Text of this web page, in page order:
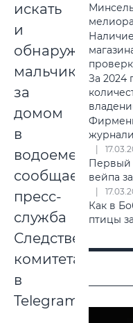
искать
и
обнаружил
мальчика
за
домом
в
водоеме,
сообщает
пресс-
служба
Следственного
комитета
в
Telegram.
За 2024
Первый
вейпа
Как в
птицы